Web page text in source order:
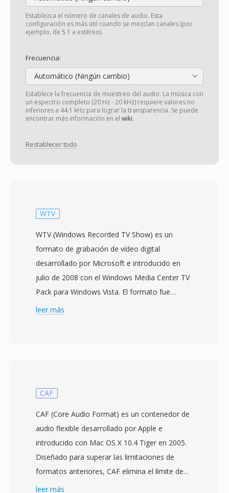
Establezca el número de canales de audio. Esta
configuración es más útil cuando se mezclan canales (por
ejemplo, de 5.1 a estéreo).
Frecuencia:
Automático (Ningún cambio)
Establece la frecuencia de muestreo del audio. La música con
un espectro completo (20 Hz - 20 kHz) requiere valores no
inferiores a 44.1 kHz para lograr la transparencia. Se puede
encontrar más información en el wiki.
Restablecer todo
WTV
WTV (Windows Recorded TV Show) es un
formato de grabación de vídeo digital
desarrollado por Microsoft e introducido en
julio de 2008 con el Windows Media Center TV
Pack para Windows Vista. El formato fue
diseñado para reemplazar el formato de
H.264 junto con múltiples pistas de audio en
de subtítulos cerrados, metadatos de guía de
programación electrónica e indicadores de
protección contra copia. El contenedor utiliza
una estructura de directorios interna qué
soporta funciones de desplazamiento
leer más
CAF
CAF (Core Audio Format) es un contenedor de
audio flexible desarrollado por Apple e
introducido con Mac OS X 10.4 Tiger en 2005.
Diseñado para superar las limitaciones de
formatos anteriores, CAF elimina el límite de
tamaño de archivo de 4 GB qué restringe a
leer más